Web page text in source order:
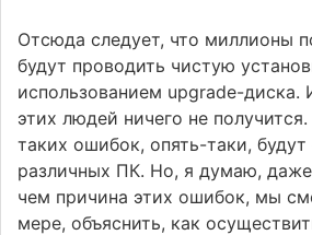
Отсюда следует, что миллионы
будут проводить чистую
использованием upgrade-диска.
этих людей ничего не
таких ошибок, опять-таки, будут
различных ПК. Но, я думаю, даже
чем причина этих ошибок, мы
мере, объяснить, как